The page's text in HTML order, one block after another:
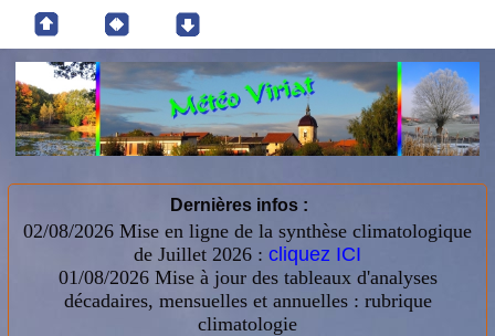
Dernières infos :
02/08/2026 Mise en ligne de la synthèse climatologique
de Juillet 2026 : cliquez ICI
01/08/2026 Mise à jour des tableaux d'analyses
décadaires, mensuelles et annuelles : rubrique
climatologie